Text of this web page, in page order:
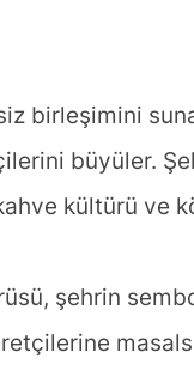
birleşimini
büyüler.
kültürü ve
şehrin